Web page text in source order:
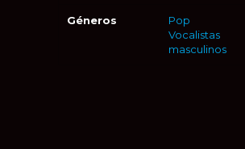
Géneros
Pop
Vocalistas
masculinos